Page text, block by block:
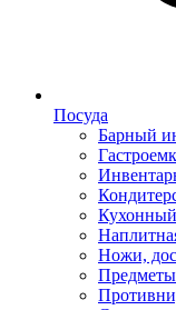
Посуда
Барный
Ножи,